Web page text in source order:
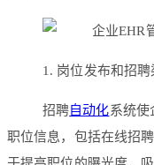
1. 岗位发布和招聘
招聘自动化系统使
职位信息，包括在线招